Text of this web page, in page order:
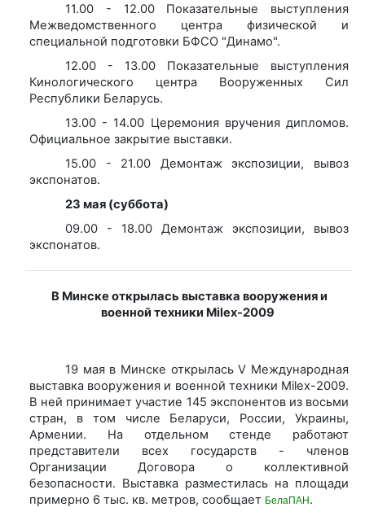
11.00 - 12.00 Показательные выступления
Межведомственного центра физической и
специальной подготовки БФСО "Динамо".
12.00 - 13.00 Показательные выступления
Кинологического центра Вооруженных Сил
Республики Беларусь.
13.00 - 14.00 Церемония вручения дипломов.
Официальное закрытие выставки.
15.00 - 21.00 Демонтаж экспозиции, вывоз
экспонатов.
23 мая (суббота)
09.00 - 18.00 Демонтаж экспозиции, вывоз
экспонатов.
В Минске открылась выставка вооружения и
военной техники Milex-2009
19 мая в Минске открылась V Международная
выставка вооружения и военной техники Milex-2009.
В ней принимает участие 145 экспонентов из восьми
стран, в том числе Беларуси, России, Украины,
Армении. На отдельном стенде работают
представители всех государств - членов
Организации Договора о коллективной
безопасности. Выставка разместилась на площади
примерно 6 тыс. кв. метров, сообщает БелаПАН .